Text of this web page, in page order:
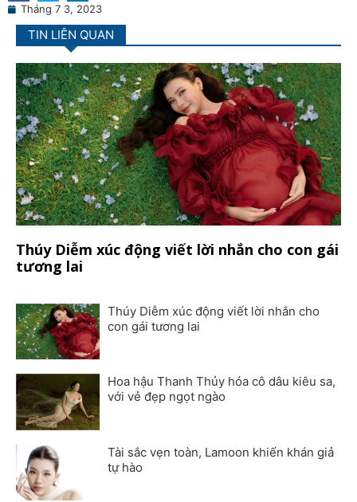
Tháng 7 3, 2023
TIN LIÊN QUAN
Thúy Diễm xúc động viết lời nhắn cho con gái
tương lai
Thúy Diễm xúc động viết lời nhắn cho
con gái tương lai
Hoa hậu Thanh Thủy hóa cô dâu kiêu sa,
với vẻ đẹp ngọt ngào
Tài sắc vẹn toàn, Lamoon khiến khán giả
tự hào